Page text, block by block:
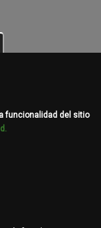
funcionalidad del sitio